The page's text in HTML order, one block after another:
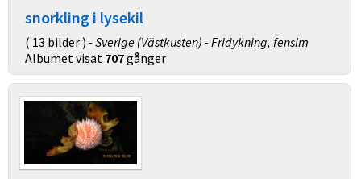
snorkling i lysekil
( 13 bilder ) - Sverige (Västkusten) - Fridykning, fensim
Albumet visat 707gånger